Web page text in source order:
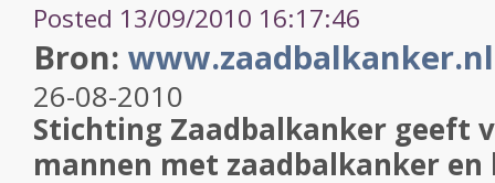
Posted 13/09/2010 16:17:46
Bron: www.zaadbalkanker.nl
26-08-2010
Stichting Zaadbalkanker geeft
mannen met zaadbalkanker en